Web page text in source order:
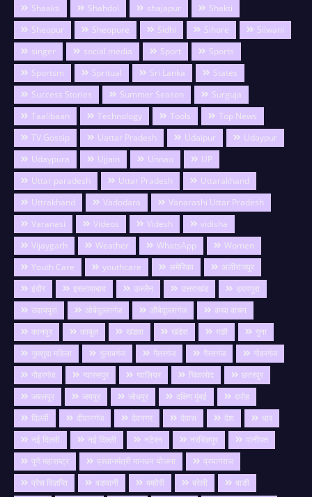
Shaakti
Shahdol shajapur
Shakti
Sheopur
Sheopure Sidhi Sihore
Silwani
singer
social media Sport
Sports
Sportsm
Spritual Sri Lanka
States
Success Stories
Summer Season
Surguja
Taalibaan
Technology Tools
Top News
TV Gossip
Uattar Pradesh Udaipur
Udaypur
Udaypura
Ujjain Unnao
UP
Uttar paradesh
Uttar Pradesh
Uttarakhand
Uttrakhand
Vadodara
Vanarashi Uttar Pradesh
Varanasi
Videos Videsh
vidisha
Vijaygarh
Weather WhatsApp
Women
Youth Care
youthcare अमेरिका
अलीराजपुर
इंदौर
इस्लामाबाद उज्जैन उत्तराखंड
उदयपुरा
उदायपुरा
ओबेदुल्लागंज औबेदुल्लागंज
कथा वाचन
कानपुर
काबुल खंडवा खंडेरा गङी
गुना
गुमशुदा महिला
गुलाबगंज गैतरगंज गैरतगंज
गोहरगंज
गौहरगंज
ग्यारसपुर ग्वालियर चिकलोद
छतरपुर
जबलपुर
जयपुर जोधपुर दक्षिण मुंबई
दमोह
दिल्ली
दीवानगंज देवनगर देवास देश
धार
नई दिल्ली
नई दिल्ली नटेरन नरसिंहपुर
पानीपत
पुणे महाराष्ट्र
प्रधानमंत्री मानधन योजना
प्रयागराज
प्रेस विज्ञप्ति
बङवानी बम्होरी बरेली
बाङी